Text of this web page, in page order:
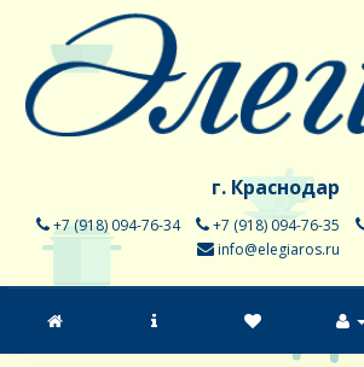
г. Краснодар
+7 (918) 094-76-34 +7 (918) 094-76-35
info@elegiaros.ru